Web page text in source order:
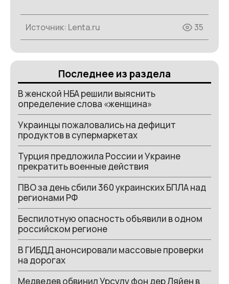
Последнее из раздела
В женской НБА решили выяснить
определение слова «женщина»
Украинцы пожаловались на дефицит
продуктов в супермаркетах
Турция предложила России и Украине
прекратить военные действия
ПВО за день сбили 360 украинских БПЛА над
регионами РФ
Беспилотную опасность объявили в одном
российском регионе
В ГИБДД анонсировали массовые проверки
на дорогах
Медведев обвинил Урсулу фон дер Ляйен в
Источник: Lenta.ru 35